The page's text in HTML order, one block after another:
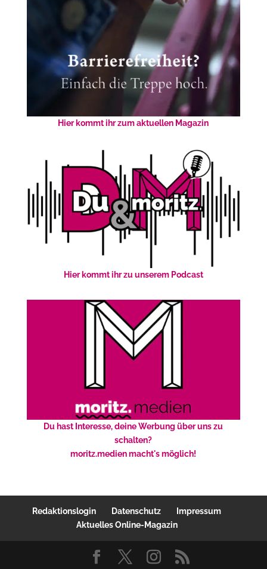
Hier kommt ihr zum aktuellen Magazin
Hier kommt ihr zu unserem Podcast
Du hast Interesse, deine Werbung über uns zu
schalten?
moritz.medien macht's möglich!
Redaktionslogin Datenschutz
Impressum
Aktuelles Online-Magazin